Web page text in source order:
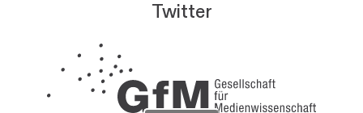
Twitter